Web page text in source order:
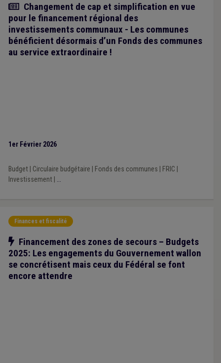
Article
Changement de cap et simplification en vue
pour le financement régional des
investissements communaux - Les communes
bénéficient désormais d’un Fonds des communes
au service extraordinaire !
1er Février 2026
Budget| Circulaire budgétaire Fonds des communes FRIC
Investissement| ...
Finances et fiscalité
Notre action
Financement des zones de secours – Budgets
2025: Les engagements du Gouvernement wallon
se concrétisent mais ceux du Fédéral se font
encore attendre